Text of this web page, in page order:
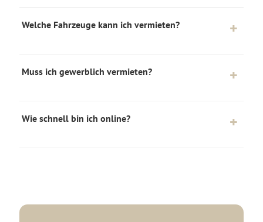
Welche Fahrzeuge kann ich vermieten?
Muss ich gewerblich vermieten?
Wie schnell bin ich online?